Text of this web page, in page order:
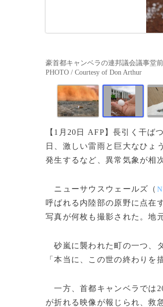
豪首都キャンベラの連邦議会議事堂
PHOTO / Courtesy of Don Arthur
【1月20日 AFP】長引く干ば
日、激しい雷雨と巨大なひょ
発生するなど、異常気象が相
ニューサウスウェールズ（
呼ばれる内陸部の原野に点在
写真が何枚も撮影された。地
砂嵐に襲われた町の一つ、
「本当に、この世の終わりを
一方、首都キャンベラでは
が折れる映像が報じられ、救